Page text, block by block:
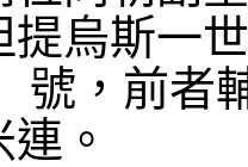
提烏斯一
號，前者
。